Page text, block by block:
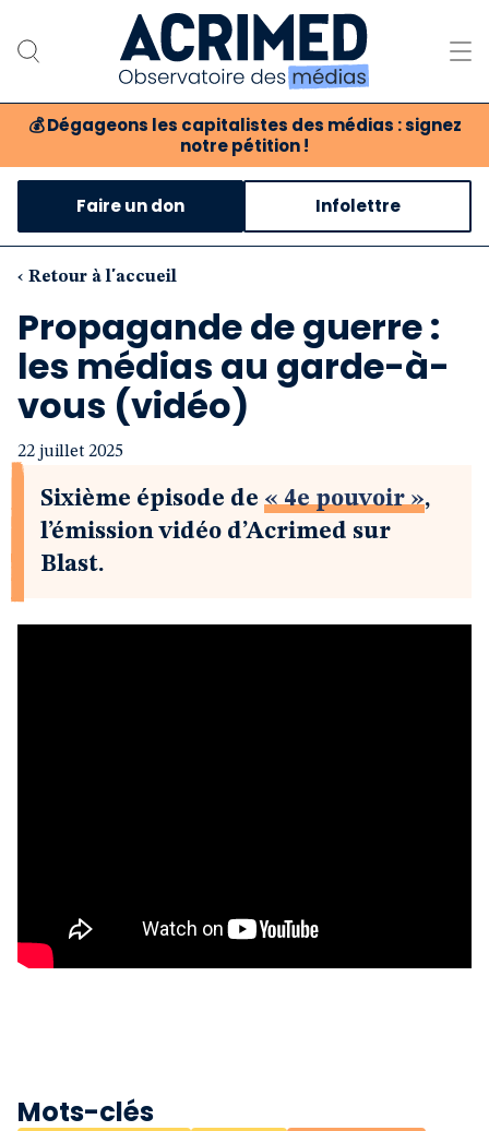
💰 Dégageons les capitalistes des médias : signez
notre pétition !
Notre association
Notre critique des médias
Nos propositions
Notre revue
Boutique
Faire un don Infolettre
‹ Retour à l'accueil
Propagande de guerre :
les médias au garde-à-
vous (vidéo)
22 juillet 2025
Sixième épisode de « 4e pouvoir »,
l’émission vidéo d’Acrimed sur
Blast.
Mots-clés